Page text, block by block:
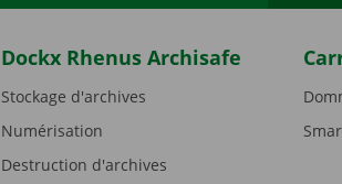
Dockx Rhenus Archisafe
Stockage d'archives
Numérisation
Destruction d'archives